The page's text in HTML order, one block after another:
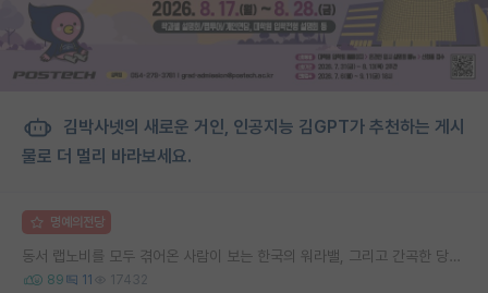
김박사넷의 새로운 거인, 인공지능 김GPT가 추천하는 게시
물로 더 멀리 바라보세요.
명예의전당
동서 랩노비를 모두 겪어온 사람이 보는 한국의 워라밸, 그리고 간곡한 당부의 말씀
89 11 17432